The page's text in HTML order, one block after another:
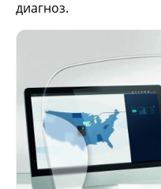
диагноз.